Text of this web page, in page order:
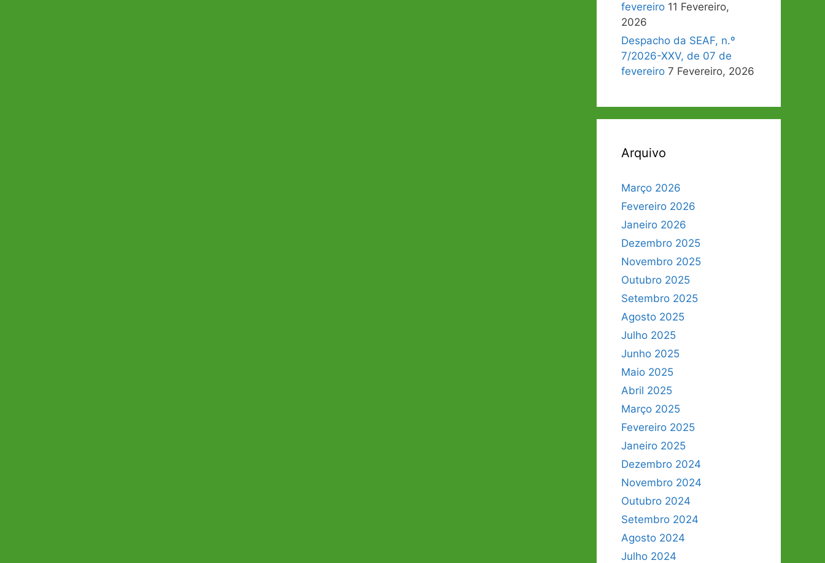
fevereiro 11 Fevereiro,
2026
Despacho da SEAF, n.º
7/2026-XXV, de 07 de
fevereiro 7 Fevereiro, 2026
Arquivo
Março 2026
Fevereiro 2026
Janeiro 2026
Dezembro 2025
Novembro 2025
Outubro 2025
Setembro 2025
Agosto 2025
Julho 2025
Junho 2025
Maio 2025
Abril 2025
Março 2025
Fevereiro 2025
Janeiro 2025
Dezembro 2024
Novembro 2024
Outubro 2024
Setembro 2024
Agosto 2024
Julho 2024